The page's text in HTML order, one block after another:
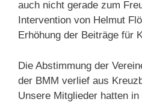
auch nicht gerade zum
Intervention von Helmut
Erhöhung der Beiträge für
Die Abstimmung der
der BMM verlief aus
Unsere Mitglieder hatten